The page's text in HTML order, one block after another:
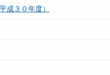
成３０年度）